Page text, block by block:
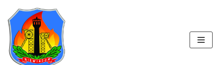
Przejdź
do
treści